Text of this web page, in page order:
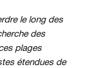
le long des
des
plages
étendues de